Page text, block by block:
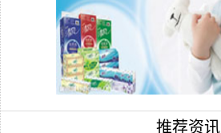
推荐资讯